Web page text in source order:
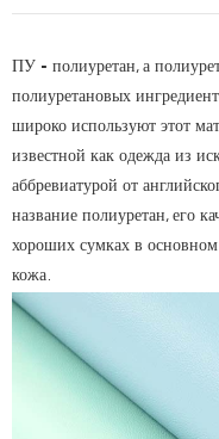
ПУ - полиуретан, а
полиуретановых
широко используют этот
известной как одежда из
аббревиатурой от
название полиуретан, его
хороших сумках в основном
кожа.